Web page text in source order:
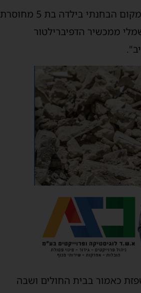
"בהגעתי למקום הבחנתי בילדה בת 5 מחוסרת
ממכשיר הדפיברילטור
כאמור בבית החולים ושבה